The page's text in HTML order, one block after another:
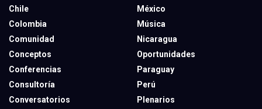
Chile
Colombia
Comunidad
Conceptos
Conferencias
Consultoría
Conversatorios
México
Música
Nicaragua
Oportunidades
Paraguay
Perú
Plenarios